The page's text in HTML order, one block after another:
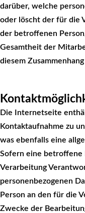
darüber, welche
oder löscht der für die
der betroffenen
Gesamtheit der
diesem
Die Internetseite
Kontaktaufnahme zu
was ebenfalls eine
Sofern eine betroffene
Verarbeitung
personenbezogenen
Person an den für die
Zwecke der